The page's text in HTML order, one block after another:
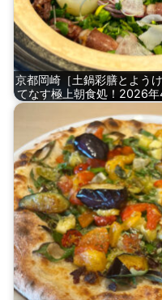
京都岡崎［土鍋彩膳とよう
てなす極上朝食処！2026年